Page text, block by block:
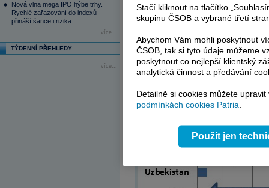
Nová vlna mega IPO hýbe trhy.
Rychlé zařazování do indexů
přináší šance i rizika
více...
TÝDENNÍ PŘEHLEDY
více...
Stačí kliknout na tlačítko
skupinu ČSOB a vybrané třetí
Abychom Vám mohli poskytnout
ČSOB, tak si tyto údaje můžeme
poskytnout co nejlepší klientský
analytická činnost a předávání
Detailně si cookies můžete
podmínkách cookies Patria.
Použít jen